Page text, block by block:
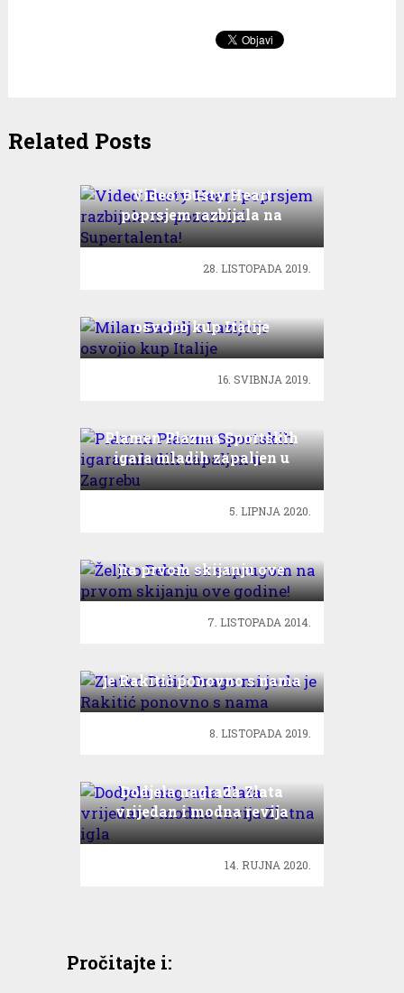
Related Posts
Video: Busty Heart
poprsjem razbijala na
pozornici Supertalenta!
28. LISTOPADA 2019.
osvojio kup Italije
16. SVIBNJA 2019.
Plamen Plazma Sportskih
igara mladih zapaljen u
Zagrebu
5. LIPNJA 2020.
na prvom skijanju ove
godine!
7. LISTOPADA 2014.
je Rakitić ponovno s nama
8. LISTOPADA 2019.
Dodjela nagrada Zlata
vrijedan i modna revija
Zlatna igla
14. RUJNA 2020.
Pročitajte i: